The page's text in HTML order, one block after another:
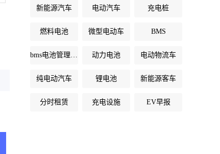
新能源汽车 电动汽车 充电桩
燃料电池 微型电动车 BMS
bms电池管理系统 动力电池 电动物流车
纯电动汽车 锂电池 新能源客车
分时租赁 充电设施 EV早报